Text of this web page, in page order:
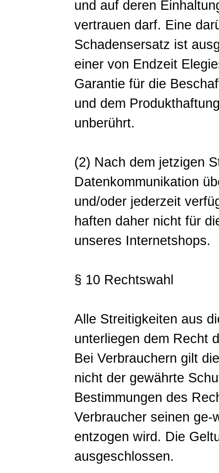
und auf deren
vertrauen darf. Eine
Schadensersatz ist
einer von Endzeit
Garantie für die
und dem
unberührt.
(2) Nach dem jetzigen
Datenkommunikation
und/oder jederzeit
haften daher nicht für
unseres Internetshops.
§ 10 Rechtswahl
Alle Streitigkeiten aus
unterliegen dem Recht
Bei Verbrauchern gilt
nicht der gewährte
Bestimmungen des
Verbraucher seinen
entzogen wird. Die
ausgeschlossen.